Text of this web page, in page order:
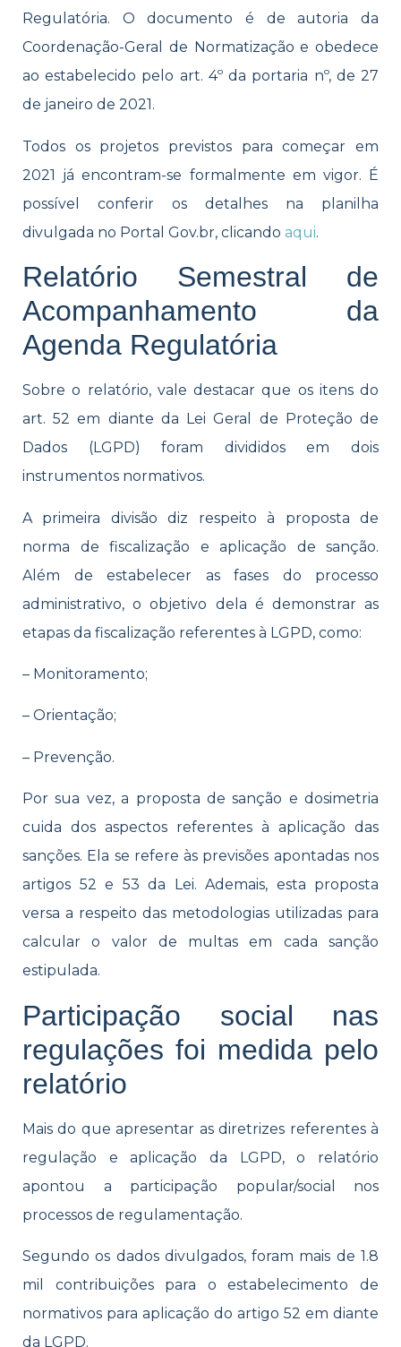
Regulatória. O documento é de autoria da
Coordenação-Geral de Normatização e obedece
ao estabelecido pelo art. 4º da portaria nº, de 27
de janeiro de 2021.
Todos os projetos previstos para começar em
2021 já encontram-se formalmente em vigor. É
possível conferir os detalhes na planilha
divulgada no Portal Gov.br, clicando aqui.
Relatório Semestral de
Acompanhamento da
Agenda Regulatória
Sobre o relatório, vale destacar que os itens do
art. 52 em diante da Lei Geral de Proteção de
Dados (LGPD) foram divididos em dois
instrumentos normativos.
A primeira divisão diz respeito à proposta de
norma de fiscalização e aplicação de sanção.
Além de estabelecer as fases do processo
administrativo, o objetivo dela é demonstrar as
etapas da fiscalização referentes à LGPD, como:
– Monitoramento;
– Orientação;
– Prevenção.
Por sua vez, a proposta de sanção e dosimetria
cuida dos aspectos referentes à aplicação das
sanções. Ela se refere às previsões apontadas nos
artigos 52 e 53 da Lei. Ademais, esta proposta
versa a respeito das metodologias utilizadas para
calcular o valor de multas em cada sanção
estipulada.
Participação social nas
regulações foi medida pelo
relatório
Mais do que apresentar as diretrizes referentes à
regulação e aplicação da LGPD, o relatório
apontou a participação popular/social nos
processos de regulamentação.
Segundo os dados divulgados, foram mais de 1.8
mil contribuições para o estabelecimento de
normativos para aplicação do artigo 52 em diante
da LGPD.